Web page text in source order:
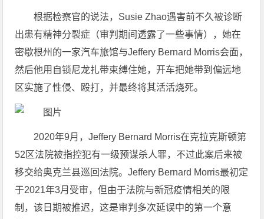
根据检察官的说法，Susie Zhao遇害前不久被诊断
出患有精神分裂症（审判期间透露了一些事情），她在
密歇根州的一家汽车旅馆与Jeffery Bernard Morris会面，
然后他用自锁尼龙扎带束缚住她，开车把她带到偏远地
区实施了性侵、殴打，并最终将其活活烧死。
2020年9月，Jeffery Bernard Morris在克拉克斯顿第
52区法院被指控犯有一级预谋杀人罪，不过此案后来被
移交给奥克兰县巡回法院。Jeffery Bernard Morris最初定
于2021年3月受审，但由于法院与新冠疫情相关的限
制，该日期被推迟，这是审判多次延误中的第一个意